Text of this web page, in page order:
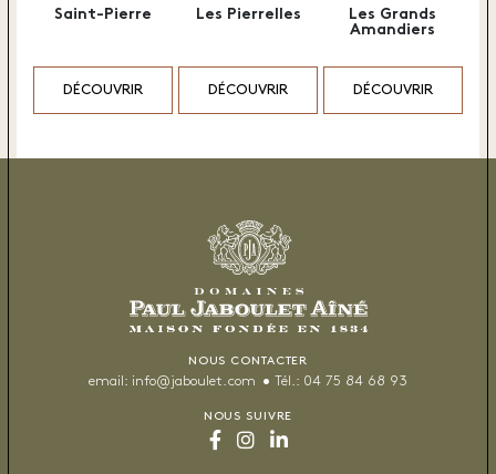
Saint-Pierre
DÉCOUVRIR
Les Pierrelles
DÉCOUVRIR
Les Grands
Amandiers
DÉCOUVRIR
NOUS CONTACTER
email: info@jaboulet.com Tél.: 04 75 84 68 93
NOUS SUIVRE